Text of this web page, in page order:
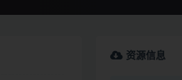
资源信息